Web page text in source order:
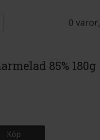
0 varor,
85% 180g
Köp